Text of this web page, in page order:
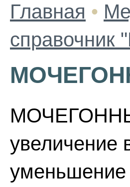
Главная •
справочник
увеличение
уменьшение